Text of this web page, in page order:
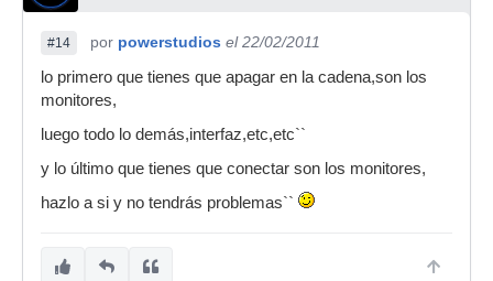
#14 por powerstudios el 22/02/2011
lo primero que tienes que apagar en la cadena,son los
monitores,
luego todo lo demás,interfaz,etc,etc``
y lo último que tienes que conectar son los monitores,
hazlo a si y no tendrás problemas``